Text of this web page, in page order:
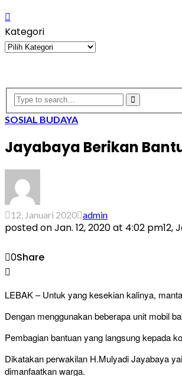
Kategori
Kategori
SOSIAL BUDAYA
Jayabaya Berikan
12, Januari 2020 admin
posted onJan. 12, 2020 at 4:02 pm12,
0Share
LEBAK – Untuk yang kesekian kalinya,
Dengan menggunakan beberapa unit mobil
Pembagian bantuan yang langsung kepada
Dikatakan perwakilan H.Mulyadi Jayabaya
dimanfaatkan warga.